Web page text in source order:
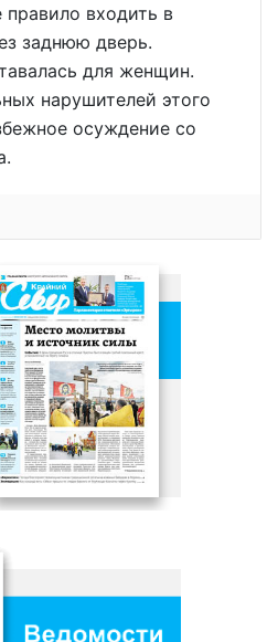
правило входить в
заднюю дверь.
для женщин.
нарушителей этого
осуждение со